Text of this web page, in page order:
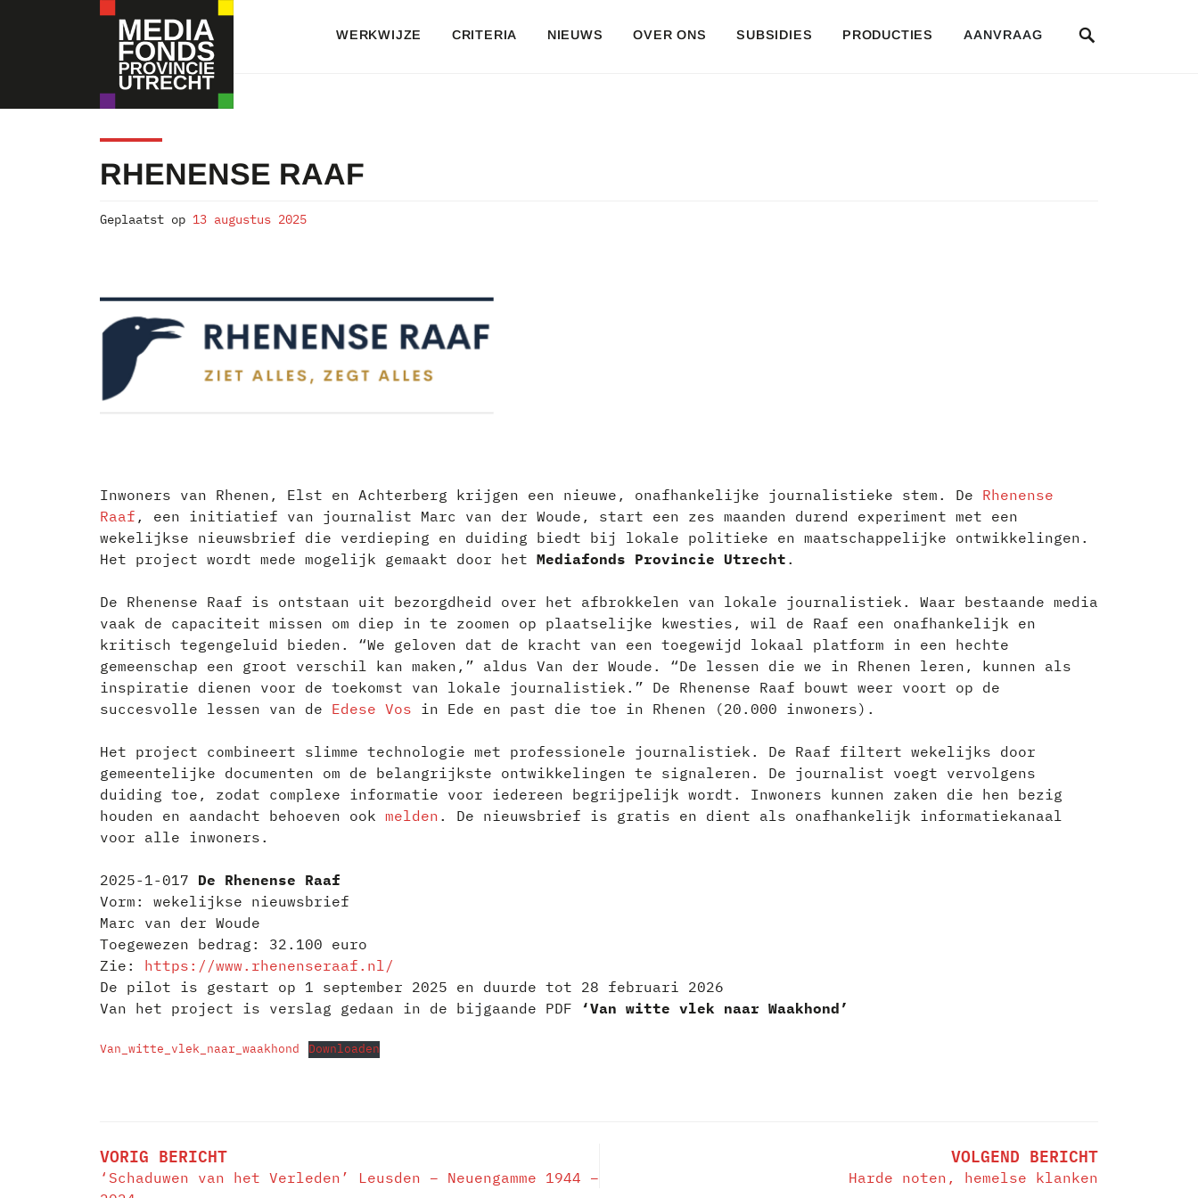
MEDIAFONDS
PROVINCIE
UTRECHT
WERKWIJZE CRITERIA NIEUWS OVER ONS SUBSIDIES PRODUCTIES AANVRAAG
RHENENSE RAAF
Geplaatst op 13 augustus 2025
Inwoners van Rhenen, Elst en Achterberg krijgen een nieuwe, onafhankelijke journalistieke stem. De Rhenense
Raaf , een initiatief van journalist Marc van der Woude, start een zes maanden durend experiment met een
wekelijkse nieuwsbrief die verdieping en duiding biedt bij lokale politieke en maatschappelijke ontwikkelingen.
Het project wordt mede mogelijk gemaakt door het Mediafonds Provincie Utrecht .
De Rhenense Raaf is ontstaan uit bezorgdheid over het afbrokkelen van lokale journalistiek. Waar bestaande media
vaak de capaciteit missen om diep in te zoomen op plaatselijke kwesties, wil de Raaf een onafhankelijk en
kritisch tegengeluid bieden. “We geloven dat de kracht van een toegewijd lokaal platform in een hechte
gemeenschap een groot verschil kan maken,” aldus Van der Woude. “De lessen die we in Rhenen leren, kunnen als
inspiratie dienen voor de toekomst van lokale journalistiek.” De Rhenense Raaf bouwt weer voort op de
succesvolle lessen van de Edese Vos in Ede en past die toe in Rhenen (20.000 inwoners).
Het project combineert slimme technologie met professionele journalistiek. De Raaf filtert wekelijks door
gemeentelijke documenten om de belangrijkste ontwikkelingen te signaleren. De journalist voegt vervolgens
duiding toe, zodat complexe informatie voor iedereen begrijpelijk wordt. Inwoners kunnen zaken die hen bezig
houden en aandacht behoeven ook melden . De nieuwsbrief is gratis en dient als onafhankelijk informatiekanaal
voor alle inwoners.
2025-1-017 De Rhenense Raaf
Vorm: wekelijkse nieuwsbrief
Marc van der Woude
Toegewezen bedrag: 32.100 euro
Zie: https://www.rhenenseraaf.nl/
De pilot is gestart op 1 september 2025 en duurde tot 28 februari 2026
Van het project is verslag gedaan in de bijgaande PDF ‘Van witte vlek naar Waakhond’
Van_witte_vlek_naar_waakhond Downloaden
VORIG BERICHT
‘Schaduwen van het Verleden’ Leusden – Neuengamme 1944 –
VOLGEND BERICHT
Harde noten, hemelse klanken